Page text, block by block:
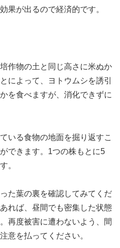
果が出るので経済的です。
作物の土と同じ高さに米ぬか
によって、ヨトウムシを誘引
を食べますが、消化できずに
いる食物の地面を掘り返すこ
できます。1つの株もとに5
。
た葉の裏を確認してみてくだ
れば、昼間でも密集した状態
再度被害に遭わないよう、間
意を払ってください。